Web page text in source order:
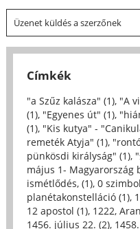
Üzenet küldés a szerzőnek
Címkék
"a Szűz kalásza" (1), "A
(1), "Egyenes út" (1),
(1), "Kis kutya" -
remeték Atyja" (1),
pünkösdi királyság" (1),
május 1- Magyarország
ismétlődés, (1), 0
planétakonstelláció (1),
12 apostol (1), 1222,
1456. július 22. (2),